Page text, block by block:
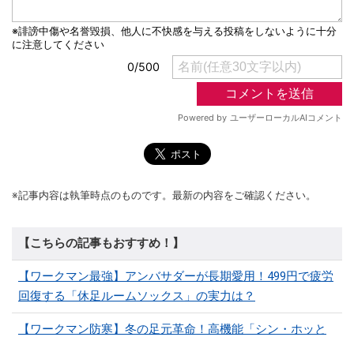
※記事内容は執筆時点のものです。最新の内容をご確認ください。
【こちらの記事もおすすめ！】
【ワークマン最強】アンバサダーが長期愛用！499円で疲労
回復する「休足ルームソックス」の実力は？
【ワークマン防寒】冬の足元革命！高機能「シン・ホッと